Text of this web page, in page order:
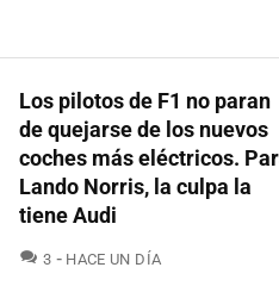
Los pilotos de F1 no paran
de quejarse de los nuevos
coches más eléctricos.
Lando Norris, la culpa la
tiene Audi
3 COMENTARIOS
HACE UN DÍA